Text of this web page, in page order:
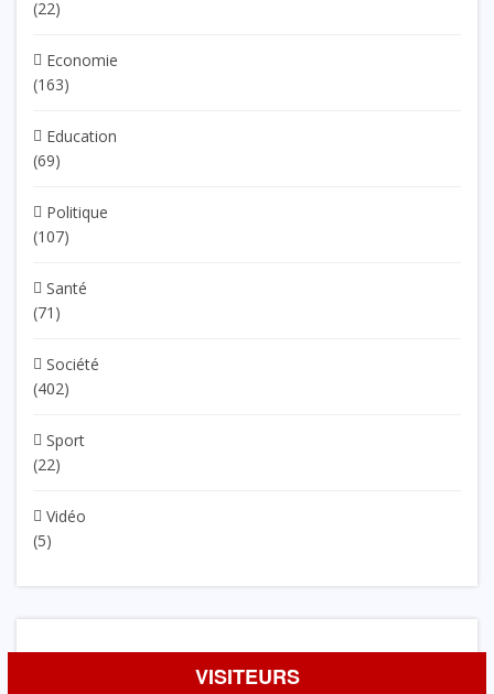
(22)
Economie
(163)
Education
(69)
Politique
(107)
Santé
(71)
Société
(402)
Sport
(22)
Vidéo
(5)
VISITEURS